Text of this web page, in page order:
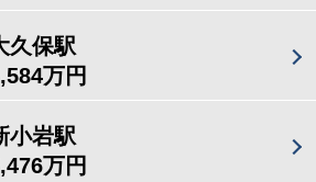
久保駅
万円
小岩駅
万円